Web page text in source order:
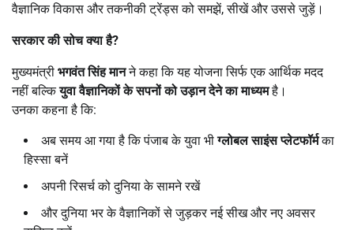
वैज्ञानिक विकास और तकनीकी ट्रेंड्स को समझें, सीखें और उससे जुड़ें।
सरकार की सोच क्या है?
मुख्यमंत्री भगवंत सिंह मानने कहा कि यह योजना सिर्फ एक आर्थिक मदद
नहीं बल्कियुवा वैज्ञानिकों के सपनों को उड़ान देने का माध्यमहै।
उनका कहना है कि:
अब समय आ गया है कि पंजाब के युवा भीग्लोबल साइंस प्लेटफॉर्मका
हिस्सा बनें
अपनी रिसर्च को दुनिया के सामने रखें
और दुनिया भर के वैज्ञानिकों से जुड़कर नई सीख और नए अवसर